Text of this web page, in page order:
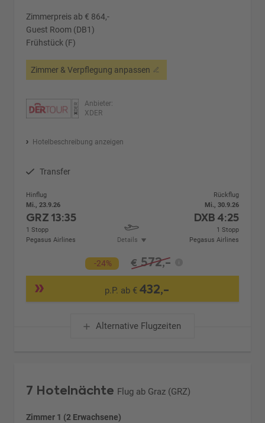
Zimmerpreis ab € 864,-
Guest Room (DB1)
Frühstück (F)
Zimmer & Verpflegung anpassen
Anbieter:
XDER
Hotelbeschreibung anzeigen
Transfer
Hinflug
Mi., 23.9.26
GRZ13:35
1 Stopp
Pegasus Airlines
Details
Rückflug
Mi., 30.9.26
DXB 4:25
1 Stopp
Pegasus Airlines
-24% € 572,-
p.P. ab € 432,-
Alternative Flugzeiten
7 Hotelnächte Flug ab Graz (GRZ)
Zimmer 1 (2 Erwachsene)